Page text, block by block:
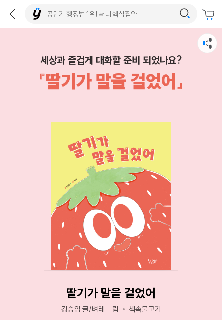
세상과 즐겁게 대화할 준비 되었나요?
『딸기가 말을 걸었어』
딸기가 말을 걸었어
강승임 글/벼레 그림
책속물고기